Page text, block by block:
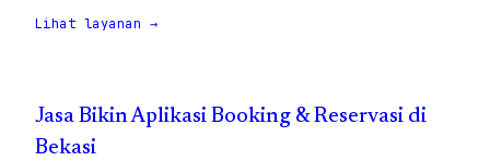
Lihat layanan →
Jasa Bikin Aplikasi Booking & Reservasi di
Bekasi